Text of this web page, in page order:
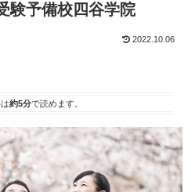
験予備校四谷学院
2022.10.06
約5分で読めます。